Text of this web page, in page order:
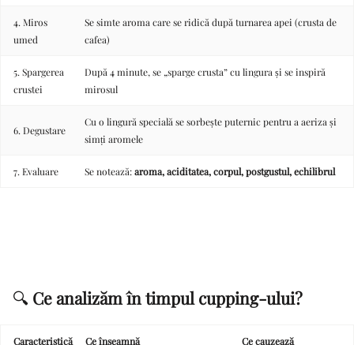
4. Miros
umed
Se simte aroma care se ridică după turnarea apei (crusta de
cafea)
5. Spargerea
crustei
După 4 minute, se „sparge crusta” cu lingura și se inspiră
mirosul
6. Degustare
Cu o lingură specială se sorbește puternic pentru a aeriza și
simți aromele
7. Evaluare Se notează:aroma, aciditatea, corpul, postgustul, echilibrul
🔍 Ce analizăm în timpul cupping-ului?
Caracteristică Ce înseamnă Ce cauzează